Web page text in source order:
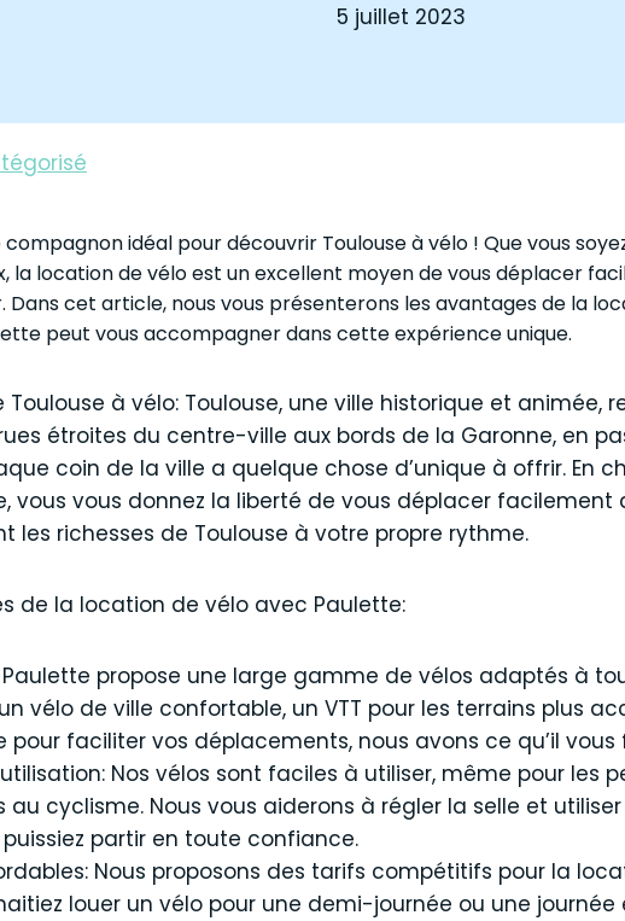
5 juillet 2023
idéal pour découvrir Toulouse à vélo ! Que vous
la location de vélo est un excellent moyen de vous déplacer
Dans cet article, nous vous présenterons les avantages de la
peut vous accompagner dans cette expérience unique.
Toulouse à vélo: Toulouse, une ville historique et animée,
étroites du centre-ville aux bords de la Garonne, en
coin de la ville a quelque chose d’unique à offrir. En
vous vous donnez la liberté de vous déplacer facilement
les richesses de Toulouse à votre propre rythme.
de la location de vélo avec Paulette:
Paulette propose une large gamme de vélos adaptés à
vélo de ville confortable, un VTT pour les terrains plus
pour faciliter vos déplacements, nous avons ce qu’il vous
Nos vélos sont faciles à utiliser, même pour les
au cyclisme. Nous vous aiderons à régler la selle et
partir en toute confiance.
Nous proposons des tarifs compétitifs pour la
louer un vélo pour une demi-journée ou une journée